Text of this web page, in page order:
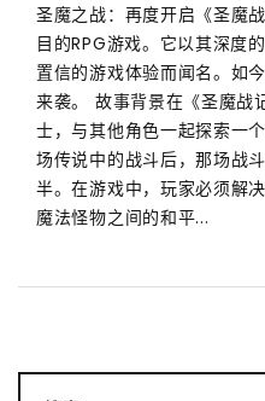
圣魔之战：再度开启《圣魔
目的RPG游戏。它以其深度
置信的游戏体验而闻名。如
来袭。 故事背景在《圣魔战
士，与其他角色一起探索一
场传说中的战斗后，那场战
半。在游戏中，玩家必须解
魔法怪物之间的和平...